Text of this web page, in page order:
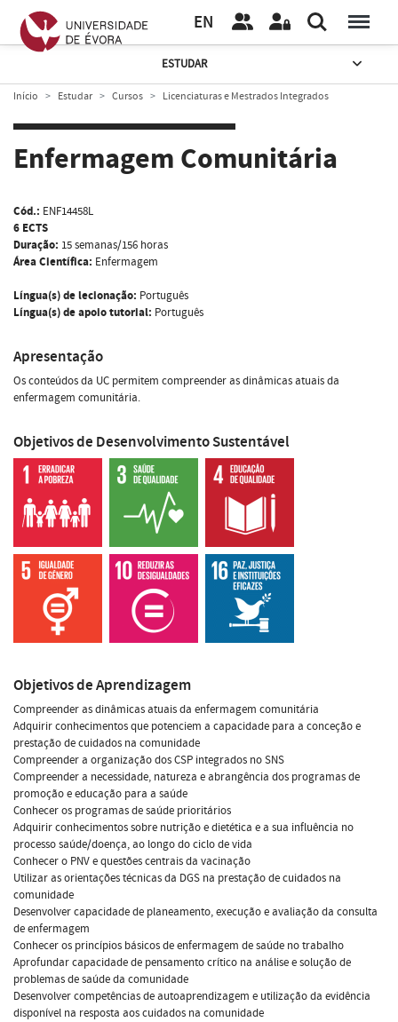
EN
ESTUDAR
Início Estudar Cursos Licenciaturas e Mestrados Integrados
Enfermagem Comunitária
Cód.: ENF14458L
6 ECTS
Duração: 15 semanas/156 horas
Área Científica: Enfermagem
Língua(s) de lecionação: Português
Língua(s) de apoio tutorial: Português
Apresentação
Os conteúdos da UC permitem compreender as dinâmicas atuais da
enfermagem comunitária.
Objetivos de Desenvolvimento Sustentável
Objetivos de Aprendizagem
Compreender as dinâmicas atuais da enfermagem comunitária
Adquirir conhecimentos que potenciem a capacidade para a conceção e
prestação de cuidados na comunidade
Compreender a organização dos CSP integrados no SNS
Compreender a necessidade, natureza e abrangência dos programas de
promoção e educação para a saúde
Conhecer os programas de saúde prioritários
Adquirir conhecimentos sobre nutrição e dietética e a sua influência no
processo saúde/doença, ao longo do ciclo de vida
Conhecer o PNV e questões centrais da vacinação
Utilizar as orientações técnicas da DGS na prestação de cuidados na
comunidade
Desenvolver capacidade de planeamento, execução e avaliação da consulta
de enfermagem
Conhecer os princípios básicos de enfermagem de saúde no trabalho
Aprofundar capacidade de pensamento crítico na análise e solução de
problemas de saúde da comunidade
Desenvolver competências de autoaprendizagem e utilização da evidência
disponível na resposta aos cuidados na comunidade